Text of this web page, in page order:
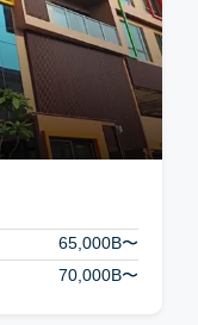
65,000B〜
70,000B〜